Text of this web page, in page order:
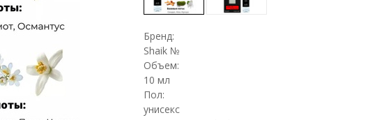
Бренд:
Shaik №
Объем:
10 мл
Пол:
унисекс